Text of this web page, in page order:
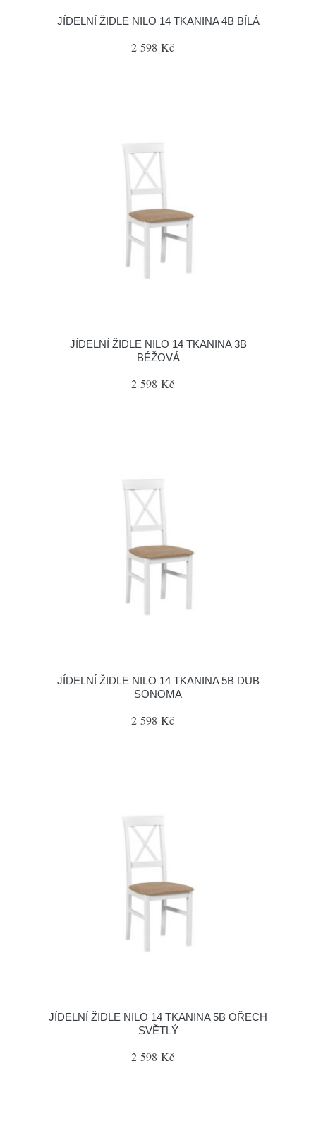
JÍDELNÍ ŽIDLE NILO 14 TKANINA 4B BÍLÁ
2 598 Kč
JÍDELNÍ ŽIDLE NILO 14 TKANINA 3B
BÉŽOVÁ
2 598 Kč
JÍDELNÍ ŽIDLE NILO 14 TKANINA 5B DUB
SONOMA
2 598 Kč
JÍDELNÍ ŽIDLE NILO 14 TKANINA 5B OŘECH
SVĚTLÝ
2 598 Kč